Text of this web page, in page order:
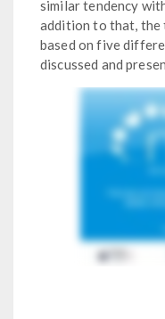
similar tendency
addition to that, the
based on five
discussed and